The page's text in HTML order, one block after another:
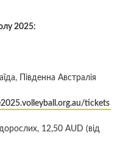
2025:
Південна Австралія
tickets
12,50 AUD (від